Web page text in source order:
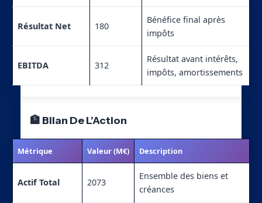
Résultat Net 180
Bénéfice final après
impôts
EBITDA 312
Résultat avant intérêts,
impôts, amortissements
🏦 Bilan De L’Action
Métrique Valeur (M€) Description
Actif Total 2073
Ensemble des biens et
créances